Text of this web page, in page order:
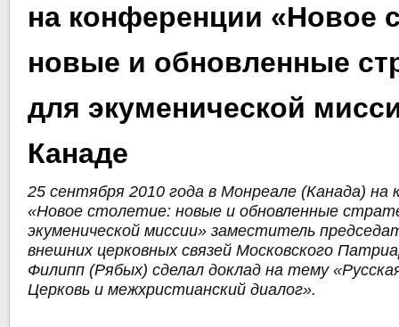
на конференции «Новое
новые и обновленные
для экуменической
Канаде
25 сентября 2010 года в Монреале (Канада) на
«Новое столетие: новые и обновленные
экуменической миссии» заместитель
внешних церковных связей Московского
Филипп (Рябых) сделал доклад на тему
Церковь и межхристианский диалог».